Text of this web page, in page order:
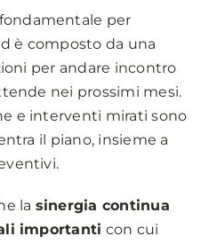
per
è composto da una
per andare incontro
nei prossimi mesi.
e interventi mirati sono
il piano, insieme a
la sinergia continua
importanti con cui